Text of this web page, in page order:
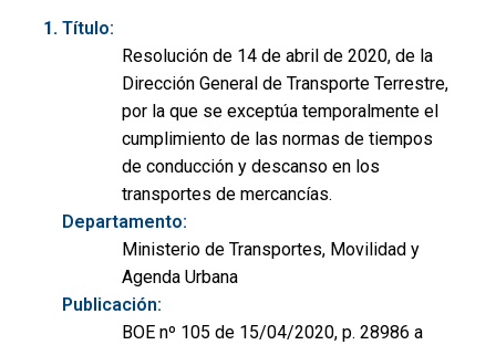
Título:
Resolución de 14 de abril de 2020, de la
Dirección General de Transporte Terrestre,
por la que se exceptúa temporalmente el
cumplimiento de las normas de tiempos
de conducción y descanso en los
transportes de mercancías.
Departamento:
Ministerio de Transportes, Movilidad y
Agenda Urbana
Publicación:
BOE nº 105 de 15/04/2020, p. 28986 a